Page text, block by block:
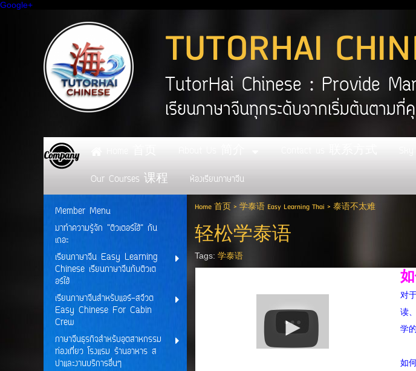
Google+
TUTORHAI
TutorHai Chinese :
เรียนภาษาจีนทุกระดับจากเริ่มต้นตาม
Our Courses 课程 ห้องเรียนภาษาจีน
Member Menu
มาทำความรู้จัก "ติวเตอร์ไฮ้" กัน
เถอะ
เรียนภาษาจีน Easy Learning
Chinese เรียนภาษาจีนกับติวเต
อร์ไฮ้
เรียนภาษาจีนสำหรับแอร์-สจ๊วต
Easy Chinese For Cabin
Crew
ภาษาจีนธุรกิจสำหรับอุตสาหกรรม
ท่องเที่ยว โรงแรม ร้านอาหาร ส
ปาและงานบริการอื่นๆ
Home 首页> 学泰语 Easy Learning Thai > 泰语不太难
轻松学泰语
Tags:学泰语
对
读
学
如